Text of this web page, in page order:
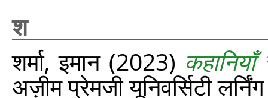
श
शर्मा, इमान(2023)
अज़ीम प्रेमजी यूनिवर्सिटी